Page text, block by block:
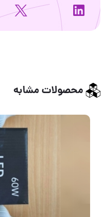
محصولات مشابه